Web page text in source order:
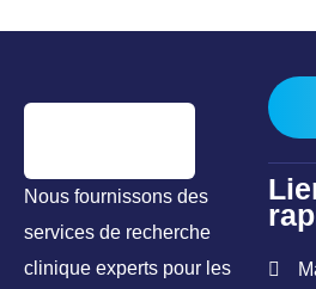
Nous fournissons des
services de recherche
clinique experts pour les